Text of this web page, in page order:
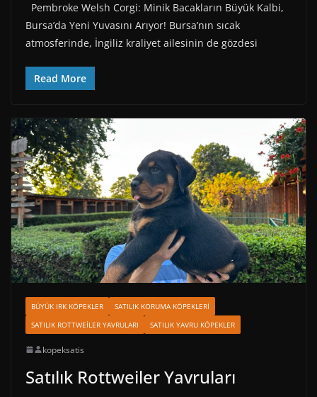
Pembroke Welsh Corgi: Minik Bacakların Büyük Kalbi,
Bursa’da Yeni Yuvasını Arıyor! Bursa’nın sıcak
atmosferinde, İngiliz kraliyet ailesinin de gözdesi
Read More
BÜYÜK IRK KÖPEKLER
SATILIK KORUMA KÖPEKLERI
SATILIK ROTTWEILER YAVRULARI
SATILIK YAVRU KÖPEKLER
kopeksatis
Satılık Rottweiler Yavruları